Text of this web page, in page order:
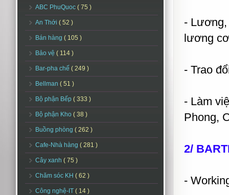
ABC PhuQuoc ( 75 )
An Thới ( 52 )
Bán hàng ( 105 )
Bảo vệ ( 114 )
Bar-pha chế ( 249 )
Bellman ( 51 )
Bộ phận Bếp ( 333 )
Bộ phận Kho ( 38 )
Buồng phòng ( 262 )
Cafe-Nhà hàng ( 281 )
Cây xanh ( 75 )
Chăm sóc KH ( 62 )
Công nghệ-IT ( 14 )
-
lương
- Trao
- Làm
Phong,
2/
-